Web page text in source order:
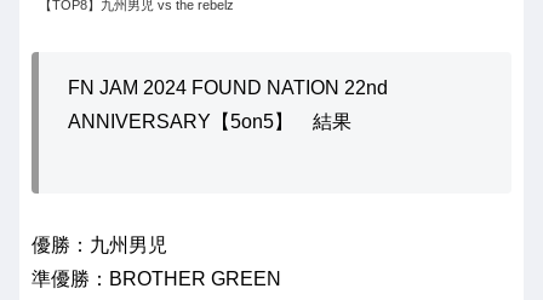
【TOP8】九州男児 vs the rebelz
FN JAM 2024 FOUND NATION 22nd
ANNIVERSARY【5on5】 結果
優勝：九州男児
準優勝：BROTHER GREEN